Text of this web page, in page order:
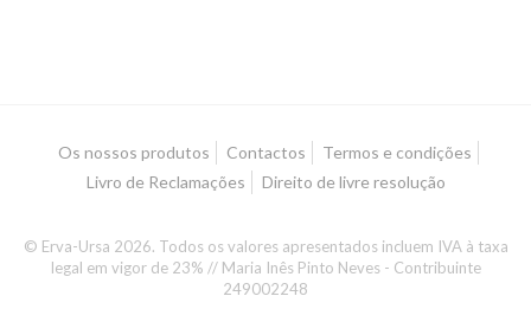
Os nossos produtos Contactos
Termos e condições
Livro de Reclamações
Direito de livre resolução
© Erva-Ursa 2026. Todos os valores apresentados incluem IVA à taxa
legal em vigor de 23% // Maria Inês Pinto Neves - Contribuinte
249002248